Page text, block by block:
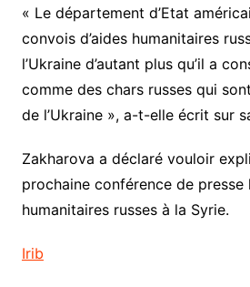
« Le département d’Etat
convois d’aides humanitaires
l’Ukraine d’autant plus qu’il a
comme des chars russes qui
de l’Ukraine », a-t-elle écrit sur
Zakharova a déclaré vouloir
prochaine conférence de presse
humanitaires russes à la Syrie.
Irib